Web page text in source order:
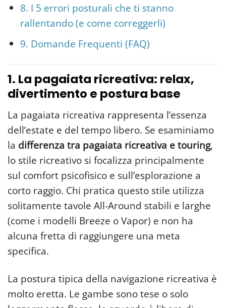
8. I 5 errori posturali che ti stanno
rallentando (e come correggerli)
9. Domande Frequenti (FAQ)
1. La pagaiata ricreativa: relax,
divertimento e postura base
La pagaiata ricreativa rappresenta l’essenza
dell’estate e del tempo libero. Se esaminiamo
la differenza tra pagaiata ricreativa e touring,
lo stile ricreativo si focalizza principalmente
sul comfort psicofisico e sull’esplorazione a
corto raggio. Chi pratica questo stile utilizza
solitamente tavole All-Around stabili e larghe
(come i modelli Breeze o Vapor) e non ha
alcuna fretta di raggiungere una meta
specifica.
La postura tipica della navigazione ricreativa è
molto eretta. Le gambe sono tese o solo